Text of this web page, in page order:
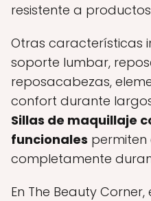
resistente a
Otras características
soporte lumbar,
reposacabezas,
confort durante
Sillas de maquillaje
funcionales permiten
completamente
En The Beauty